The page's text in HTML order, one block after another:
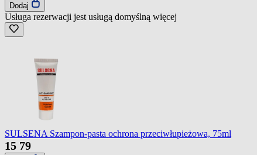
Dodaj
Usługa rezerwacji jest usługą domyślną więcej
SULSENA Szampon-pasta ochrona przeciwłupieżowa, 75ml
15 79